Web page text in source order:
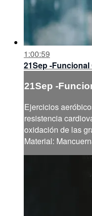
1:00:59
21Sep -
21Sep -
Ejercicios
resistencia
oxidación de las
Material: